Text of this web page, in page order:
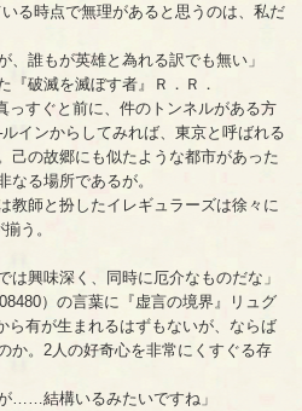
る時点で無理があると思うのは、私だ
、誰もが英雄と為れる訳でも無い」
破滅を滅ぼす者』Ｒ．Ｒ．
っすぐと前に、件のトンネルがある方
インからしてみれば、東京と呼ばれる
己の故郷にも似たような都市があった
なる場所であるが。
師と扮したイレギュラーズは徐々に
う。
は興味深く、同時に厄介なものだな」
）の言葉に『虚言の境界』リュグ
ら有が生まれるはずもないが、ならば
か。2人の好奇心を非常にくすぐる存
……結構いるみたいですね」